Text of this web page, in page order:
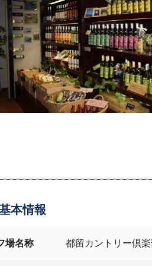
本情報
場名称 都留カントリー倶楽